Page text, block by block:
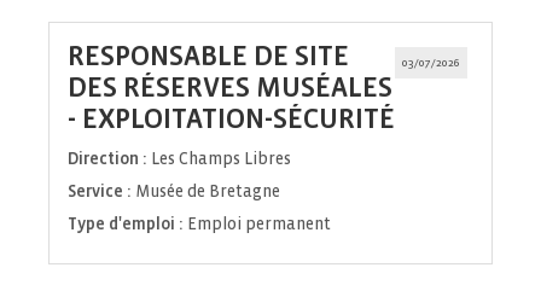
03/07/2026
RESPONSABLE DE SITE
DES RÉSERVES MUSÉALES
- EXPLOITATION-SÉCURITÉ
Direction : Les Champs Libres
Service : Musée de Bretagne
Type d'emploi : Emploi permanent